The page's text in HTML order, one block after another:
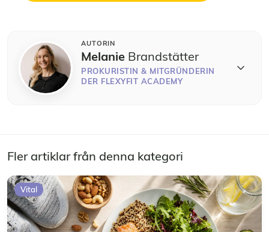
AUTORIN
Melanie Brandstätter
PROKURISTIN & MITGRÜNDERIN
DER FLEXYFIT ACADEMY
Fler artiklar från denna kategori
Vital